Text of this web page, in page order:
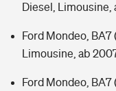
Diesel, Limousine,
Ford Mondeo, BA7
Limousine, ab
Ford Mondeo, BA7